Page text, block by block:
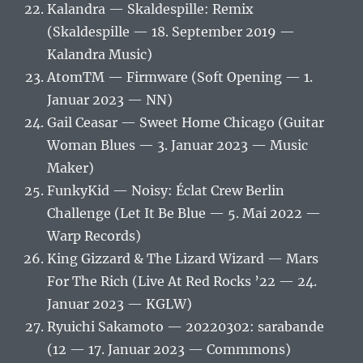
Kalandra — Skaldespille: Remix
(Skaldespille — 18. September 2019 —
Kalandra Music)
AtomTM — Firmware (Soft Opening — 1.
Januar 2023 — NN)
Gail Ceasar — Sweet Home Chicago (Guitar
Woman Blues — 3. Januar 2023 — Music
Maker)
FunkyKid — Noisy: Éclat Crew Berlin
Challenge (Let It Be Blue — 5. Mai 2022 —
Warp Records)
King Gizzard & The Lizard Wizard — Mars
For The Rich (Live At Red Rocks ’22 — 24.
Januar 2023 — KGLW)
Ryuichi Sakamoto — 20220302: sarabande
(12 — 17. Januar 2023 — Commmons)